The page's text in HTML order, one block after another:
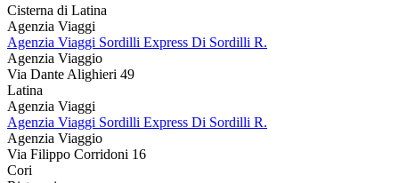
Cisterna di Latina
Agenzia Viaggi
Agenzia Viaggi Sordilli Express Di Sordilli R.
Agenzia Viaggio
Via Dante Alighieri 49
Latina
Agenzia Viaggi
Agenzia Viaggi Sordilli Express Di Sordilli R.
Agenzia Viaggio
Via Filippo Corridoni 16
Cori